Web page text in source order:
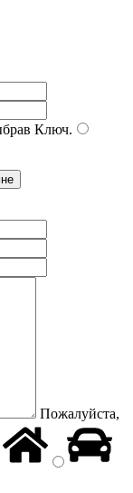
Ключ.
Пожалуйста,